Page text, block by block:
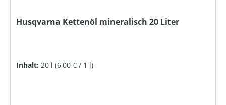
Husqvarna Kettenöl mineralisch 20 Liter
Inhalt: 20 l (6,00 € / 1 l)